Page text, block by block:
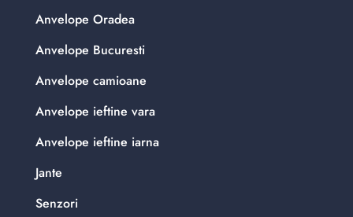
Anvelope Oradea
Anvelope Bucuresti
Anvelope camioane
Anvelope ieftine vara
Anvelope ieftine iarna
Jante
Senzori